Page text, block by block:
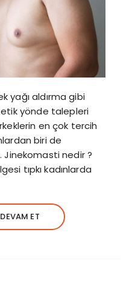
yağı aldırma gibi
yönde talepleri
en çok tercih
biri de
Jinekomasti nedir ?
tıpkı kadınlarda
ET